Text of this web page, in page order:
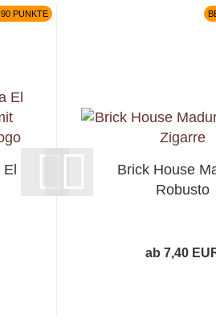
PUNKTE
El
Brick House
Robusto
ab 7,40